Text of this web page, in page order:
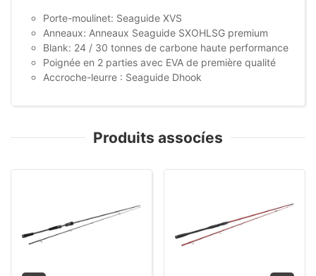
Porte-moulinet: Seaguide XVS
Anneaux: Anneaux Seaguide SXOHLSG premium
Blank: 24 / 30 tonnes de carbone haute performance
Poignée en 2 parties avec EVA de première qualité
Accroche-leurre : Seaguide Dhook
Produits assocíes